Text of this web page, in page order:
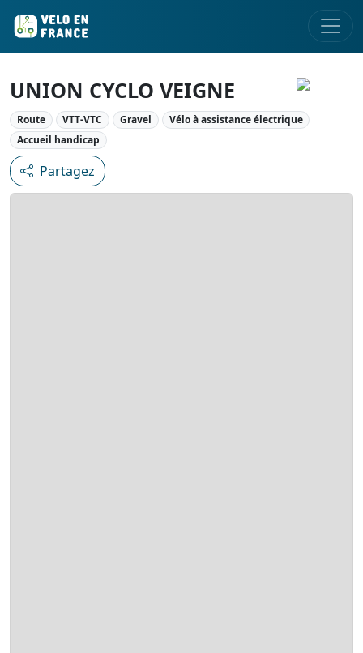
UNION CYCLO VEIGNE
Route VTT-VTC Gravel
Vélo à assistance électrique
Accueil handicap
Partagez